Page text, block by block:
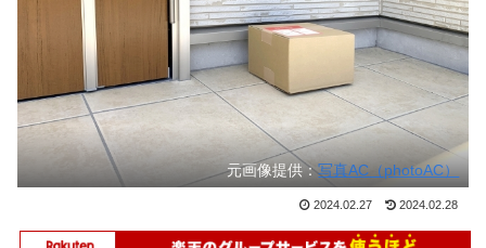
元画像提供：写真AC（photoAC）
2024.02.27 2024.02.28